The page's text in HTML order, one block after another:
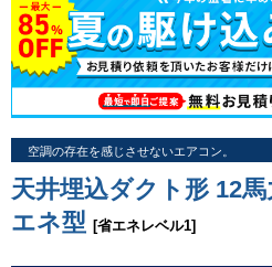
空調の存在を感じさせないエアコン。
天井埋込ダクト形 12
エネ型 [省エネレベル1]